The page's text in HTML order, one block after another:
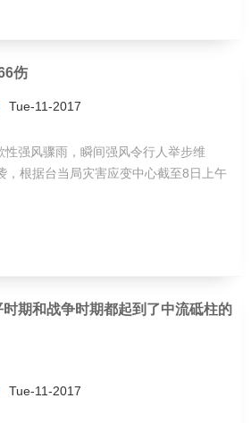
伤
Tue-11-2017
强风骤雨，瞬间强风令行人举步维
，根据台当局灾害应变中心截至8日上午
期和战争时期都起到了中流砥柱的
Tue-11-2017